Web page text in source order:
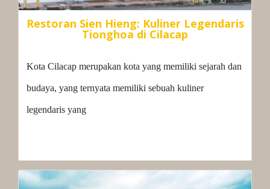
Restoran Sien Hieng: Kuliner Legendaris
Tionghoa di Cilacap
Kota Cilacap merupakan kota yang memiliki sejarah dan
budaya, yang ternyata memiliki sebuah kuliner
legendaris yang